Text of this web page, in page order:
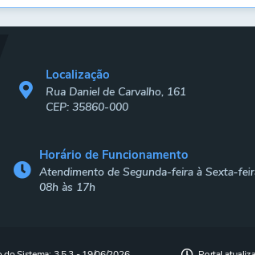
Localização
Rua Daniel de Carvalho, 161
CEP: 35860-000
Horário de Funcionamento
Atendimento de Segunda-feira à Sexta-
08h às 17h